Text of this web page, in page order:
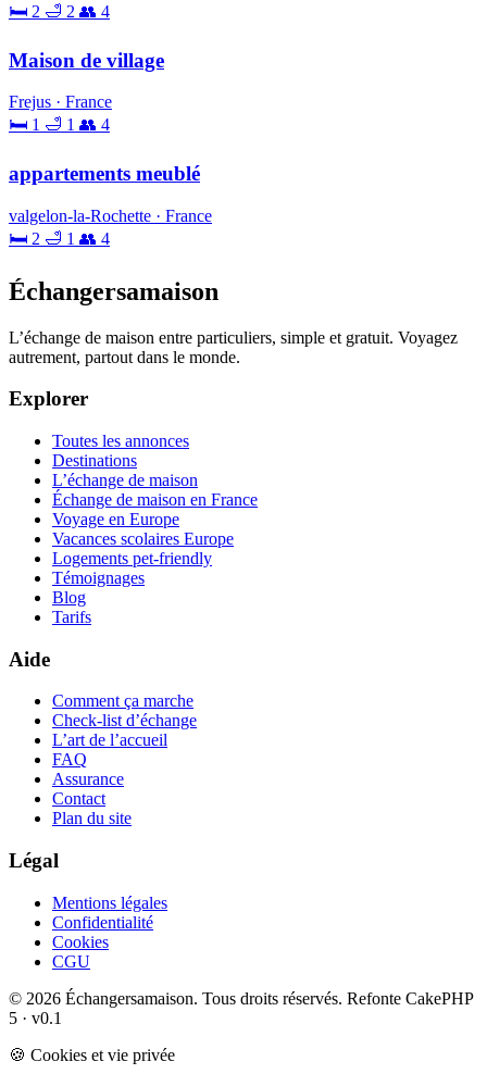
🛏 2 🛁 2 👥 4
Maison de village
Frejus · France
🛏 1 🛁 1 👥 4
appartements meublé
valgelon-la-Rochette · France
🛏 2 🛁 1 👥 4
Échangersamaison
L’échange de maison entre particuliers, simple et gratuit. Voyagez
autrement, partout dans le monde.
Explorer
Toutes les annonces
Destinations
L’échange de maison
Échange de maison en France
Voyage en Europe
Vacances scolaires Europe
Logements pet-friendly
Témoignages
Blog
Tarifs
Aide
Comment ça marche
Check-list d’échange
L’art de l’accueil
FAQ
Assurance
Contact
Plan du site
Légal
Mentions légales
Confidentialité
Cookies
CGU
© 2026 Échangersamaison. Tous droits réservés. Refonte CakePHP
5 · v0.1
🍪 Cookies et vie privée